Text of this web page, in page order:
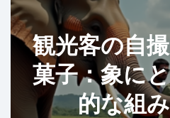
観光客の自
菓子：象に
的な組